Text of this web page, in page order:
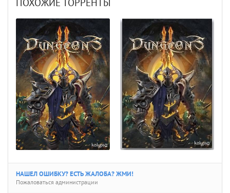
ПОХОЖИЕ ТОРРЕНТЫ
НАШЕЛ ОШИБКУ? ЕСТЬ ЖАЛОБА? ЖМИ!
Пожаловаться администрации